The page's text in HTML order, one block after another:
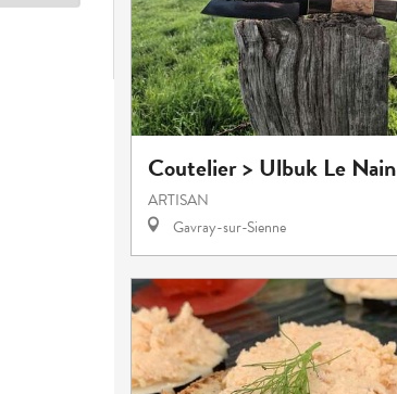
Coutelier > Ulbuk Le Nain
ARTISAN
Gavray-sur-Sienne